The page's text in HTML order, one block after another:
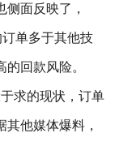
面反映了，
单多于其他技
回款风险。
求的现状，订单
他媒体爆料，